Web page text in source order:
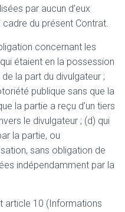
par aucun d’eux
cadre du présent Contrat.
concernant les
étaient en la possession
la part du divulgateur ;
publique sans que la
la partie a reçu d’un tiers
le divulgateur ; (d) qui
la partie, ou
sans obligation de
indépendamment par la
article 10 (Informations